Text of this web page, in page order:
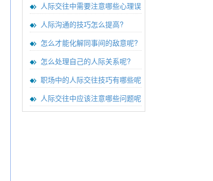
人际交往中需要注意哪些心理误
人际沟通的技巧怎么提高?
怎么才能化解同事间的敌意呢?
怎么处理自己的人际关系呢?
职场中的人际交往技巧有哪些呢
人际交往中应该注意哪些问题呢